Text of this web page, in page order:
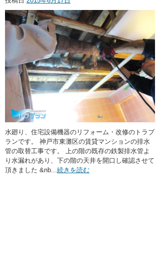
水廻り、住宅設備機器のリフォーム・改修のトラブ
ランです。 神戸市東灘区の賃貸マンションの排水
管の取替工事です。 上の階の既存の鉄製排水管よ
り水漏れがあり、下の階の天井を開口し確認させて
頂きました &nb... 続きを読む